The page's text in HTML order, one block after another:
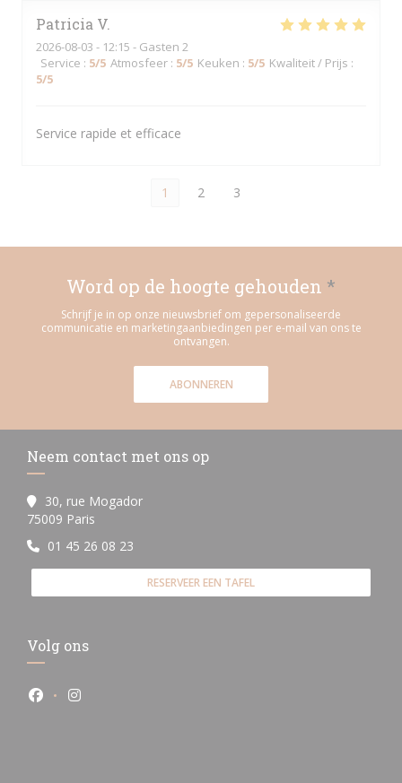
Patricia V
2026-08-03 - 12:15 - Gasten 2
Service : 5/5 Atmosfeer : 5/5 Keuken : 5/5 Kwaliteit / Prijs :
5/5
Service rapide et efficace
1 2 3
Word op de hoogte gehouden *
Schrijf je in op onze nieuwsbrief om gepersonaliseerde
communicatie en marketingaanbiedingen per e-mail van ons te
ontvangen.
ABONNEREN
Neem contact met ons op
30, rue Mogador
75009 Paris
01 45 26 08 23
RESERVEER EEN TAFEL
Volg ons
Facebook ((opent in een nieuw venster))
Instagram ((opent in een nieuw venster))